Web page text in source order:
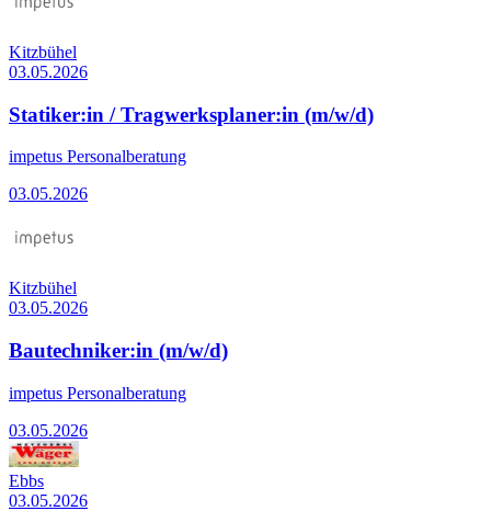
Kitzbühel
03.05.2026
Statiker:in / Tragwerksplaner:in (m/w/d)
impetus Personalberatung
03.05.2026
Kitzbühel
03.05.2026
Bautechniker:in (m/w/d)
impetus Personalberatung
03.05.2026
Ebbs
03.05.2026